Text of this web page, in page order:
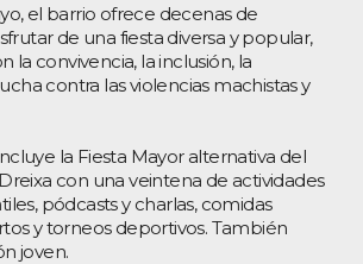
el barrio ofrece decenas de
de una fiesta diversa y popular,
convivencia, la inclusión, la
contra las violencias machistas y
la Fiesta Mayor alternativa del
con una veintena de actividades
pódcasts y charlas, comidas
y torneos deportivos. También
joven.